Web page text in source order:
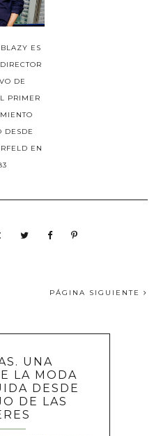
ES
DE
PRIMER
DESDE
EN
PÁGINA SIGUIENTE
UNA
LA MODA
DESDE
DE LAS